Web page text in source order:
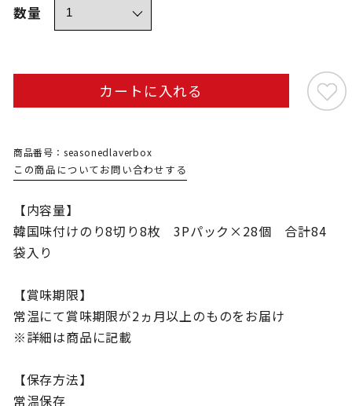
数量
カートに入れる
商品番号：seasonedlaverbox
この商品についてお問い合わせする
【内容量】
韓国味付けのり8切り8枚 3Pパック×28個 合計84
袋入り
【賞味期限】
常温にて賞味期限が2ヵ月以上のものをお届け
※詳細は商品に記載
【保存方法】
常温保存